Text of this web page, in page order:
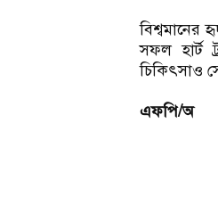
বিশ্বমানের
সফল হার্ট
চিকিৎসাও
এফপি/অ